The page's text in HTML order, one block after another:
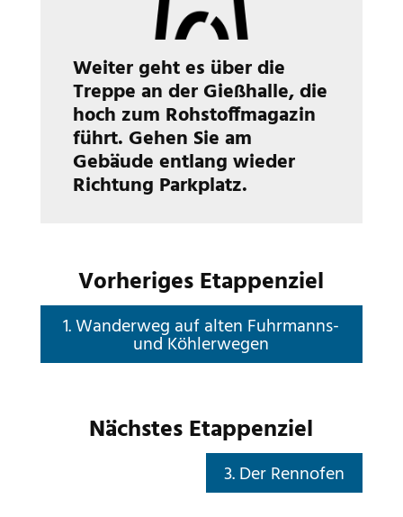
Weiter geht es über die
Treppe an der Gießhalle, die
hoch zum Rohstoffmagazin
führt. Gehen Sie am
Gebäude entlang wieder
Richtung Parkplatz.
Vorheriges Etappenziel
1. Wanderweg auf alten Fuhrmanns-
und Köhlerwegen
Nächstes Etappenziel
3. Der Rennofen